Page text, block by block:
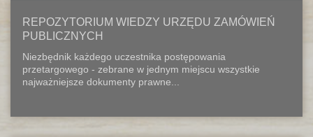
REPOZYTORIUM WIEDZY URZĘDU ZAMÓWIEŃ
PUBLICZNYCH
Niezbędnik każdego uczestnika postępowania
przetargowego - zebrane w jednym miejscu wszystkie
najważniejsze dokumenty prawne...